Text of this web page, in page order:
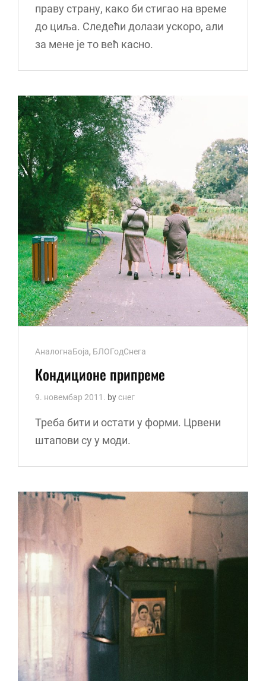
праву страну, како би стигао на време
до циља. Следећи долази ускоро, али
за мене је то већ касно.
Cat
Links
АналогнаБоја, БЛОГодСнега
Кондиционе припреме
9. новембар 2011. byснег
Треба бити и остати у форми. Црвени
штапови су у моди.